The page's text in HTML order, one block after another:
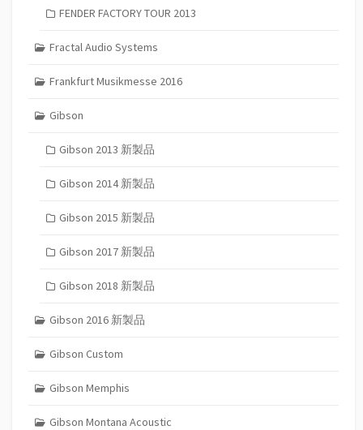
FENDER FACTORY TOUR 2013
Fractal Audio Systems
Frankfurt Musikmesse 2016
Gibson
Gibson 2013 新製品
Gibson 2014 新製品
Gibson 2015 新製品
Gibson 2017 新製品
Gibson 2018 新製品
Gibson 2016 新製品
Gibson Custom
Gibson Memphis
Gibson Montana Acoustic